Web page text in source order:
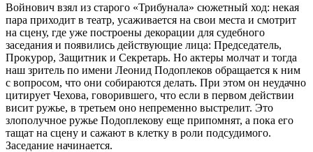
Войнович взял из старого «Трибунала» сюжетный ход: некая
пара приходит в театр, усаживается на свои места и смотрит
на сцену, где уже построены декорации для судебного
заседания и появились действующие лица: Председатель,
Прокурор, Защитник и Секретарь. Но актеры молчат и тогда
наш зритель по имени Леонид Подоплеков обращается к ним
с вопросом, что они собираются делать. При этом он неудачно
цитирует Чехова, говорившего, что если в первом действии
висит ружье, в третьем оно непременно выстрелит. Это
злополучное ружье Подоплекову еще припомнят, а пока его
тащат на сцену и сажают в клетку в роли подсудимого.
Заседание начинается.